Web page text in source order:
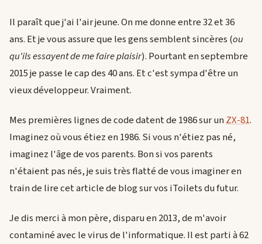
Il paraît que j'ai l'air jeune. On me donne entre 32 et 36
ans. Et je vous assure que les gens semblent sincères (ou
qu'ils essayent de me faire plaisir). Pourtant en septembre
2015 je passe le cap des 40 ans. Et c'est sympa d'être un
vieux développeur. Vraiment.
Mes premières lignes de code datent de 1986 sur unZX-81.
Imaginez où vous étiez en 1986. Si vous n'étiez pas né,
imaginez l'âge de vos parents. Bon si vos parents
n'étaient pas nés, je suis très flatté de vous imaginer en
train de lire cet article de blog sur vos iToilets du futur.
Je dis merci à mon père, disparu en 2013, de m'avoir
contaminé avec le virus de l'informatique. Il est parti à 62